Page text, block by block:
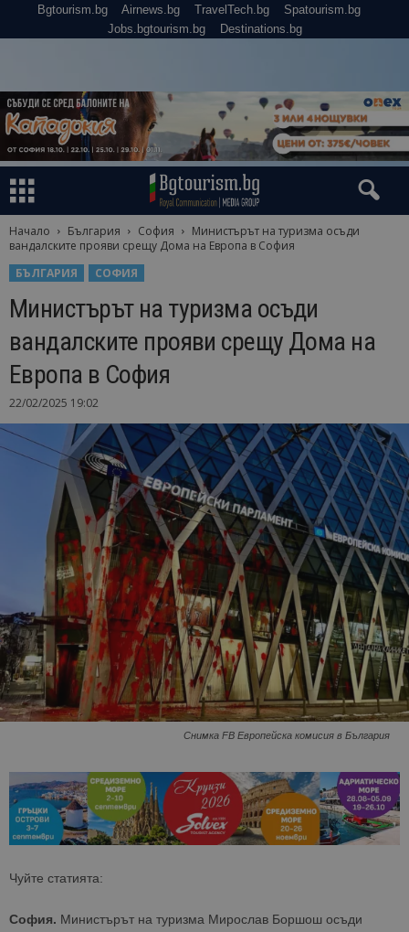
Bgtourism.bg Airnews.bg TravelTech.bg
Spatourism.bg
Jobs.bgtourism.bg
Destinations.bg
Начало България София
Министърът на туризма осъди
вандалските прояви срещу Дома на Европа в София
БЪЛГАРИЯ
СОФИЯ
Министърът на туризма осъди
вандалските прояви срещу Дома на
Европа в София
22/02/2025 19:02
Снимка FB Европейска комисия в България
Чуйте статията:
София. Министърът на туризма Мирослав Боршош осъди